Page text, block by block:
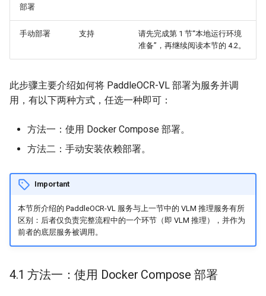
部署
手动部署 支持
请先完成第 1 节“本地运行环境
准备”，再继续阅读本节的 4.2。
此步骤主要介绍如何将 PaddleOCR-VL 部署为服务并调
用，有以下两种方式，任选一种即可：
方法一：使用 Docker Compose 部署。
方法二：手动安装依赖部署。
Important
本节所介绍的 PaddleOCR-VL 服务与上一节中的 VLM 推理服务有所
区别：后者仅负责完整流程中的一个环节（即 VLM 推理），并作为
前者的底层服务被调用。
4.1 方法一：使用 Docker Compose 部署